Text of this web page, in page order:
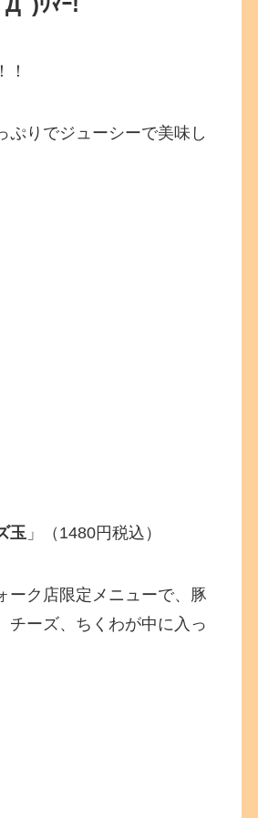
！
ぷりでジューシーで美味し
玉 」（1480円税込）
ーク店限定メニューで、豚
チーズ、ちくわが中に入っ